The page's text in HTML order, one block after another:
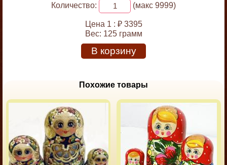
Количество:
(макс 9999)
Цена 1 : ₽ 3395
Вес: 125 грамм
В корзину
Похожие товары